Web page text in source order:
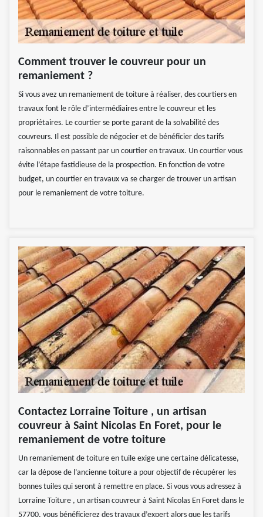
Comment trouver le couvreur pour un
remaniement ?
Si vous avez un remaniement de toiture à réaliser, des courtiers en
travaux font le rôle d’intermédiaires entre le couvreur et les
propriétaires. Le courtier se porte garant de la solvabilité des
couvreurs. Il est possible de négocier et de bénéficier des tarifs
raisonnables en passant par un courtier en travaux. Un courtier vous
évite l’étape fastidieuse de la prospection. En fonction de votre
budget, un courtier en travaux va se charger de trouver un artisan
pour le remaniement de votre toiture.
Contactez Lorraine Toiture , un artisan
couvreur à Saint Nicolas En Foret, pour le
remaniement de votre toiture
Un remaniement de toiture en tuile exige une certaine délicatesse,
car la dépose de l’ancienne toiture a pour objectif de récupérer les
bonnes tuiles qui seront à remettre en place. Si vous vous adressez à
Lorraine Toiture , un artisan couvreur à Saint Nicolas En Foret dans le
57700, vous bénéficierez des travaux d’expert alors que les tarifs